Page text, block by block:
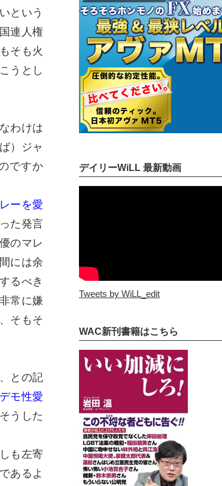
という
連人権
そも火
うとし
わけは
）ジャ
ですか
ーを愛
た発言
のマレ
には余
るべき
常に嫌
そもそ
との記
モ性愛
うした
も左寄
あるよ
デイリーWiLL 最新動画
Tweets by WiLL_edit
WAC新刊書籍はこちら